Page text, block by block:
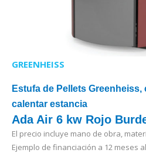
GREENHEISS
Estufa de Pellets
calentar estancia
Ada Air 6 kw Rojo
El precio incluye mano de obra,
Ejemplo de financiación a 12 meses